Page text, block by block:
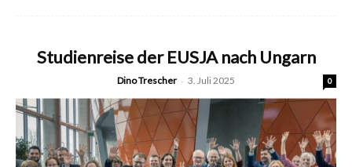
Studienreise der EUSJA nach Ungarn
Dino Trescher - 3. Juli 2025 0